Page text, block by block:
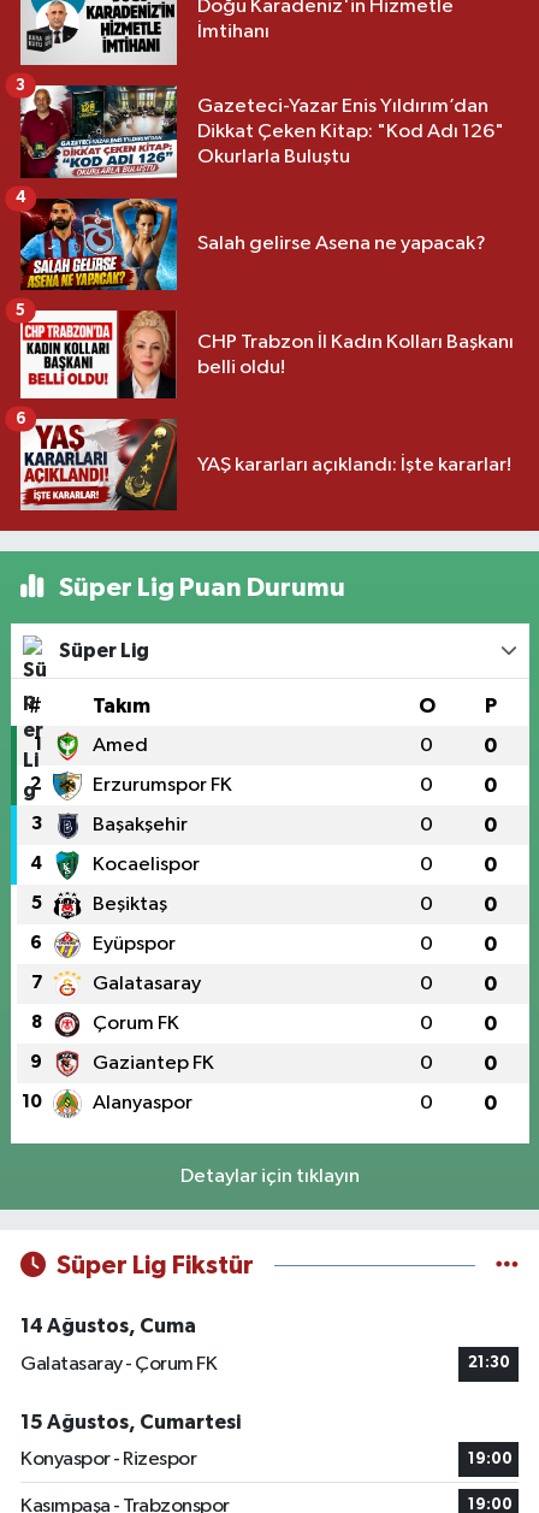
Doğu Karadeniz'in Hizmetle
İmtihanı
Gazeteci-Yazar Enis Yıldırım’dan
Dikkat Çeken Kitap: "Kod Adı 126"
Okurlarla Buluştu
3
Salah gelirse Asena ne yapacak?
4
CHP Trabzon İl Kadın Kolları Başkanı
belli oldu!
5
YAŞ kararları açıklandı: İşte kararlar!
6
Süper Lig Puan Durumu
Süper Lig
# Takım O P
1 Amed 0 0
2 Erzurumspor FK 0 0
3 Başakşehir 0 0
4 Kocaelispor 0 0
5 Beşiktaş 0 0
6 Eyüpspor 0 0
7 Galatasaray 0 0
8 Çorum FK 0 0
9 Gaziantep FK 0 0
10 Alanyaspor 0 0
Detaylar için tıklayın
Süper Lig Fikstür
14 Ağustos, Cuma
Galatasaray - Çorum FK
21:30
15 Ağustos, Cumartesi
Konyaspor - Rizespor
19:00
Kasımpaşa - Trabzonspor 19:00